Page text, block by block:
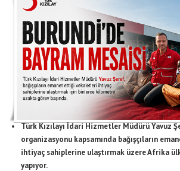
Türk Kızılayı İdari Hizmetler Müdürü Yavuz
organizasyonu kapsamında bağışçıların
ihtiyaç sahiplerine ulaştırmak üzere Afrika
yapıyor.